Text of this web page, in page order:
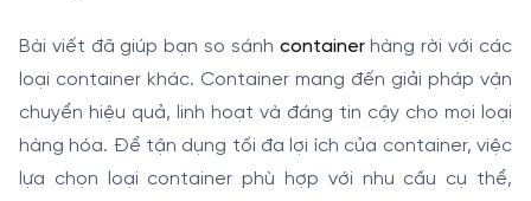
Bài viết đã giúp bạn so sánh containerhàng rời với các
loại container khác. Container mang đến giải pháp vận
chuyển hiệu quả, linh hoạt và đáng tin cậy cho mọi loại
hàng hóa. Để tận dụng tối đa lợi ích của container, việc
lựa chọn loại container phù hợp với nhu cầu cụ thể,